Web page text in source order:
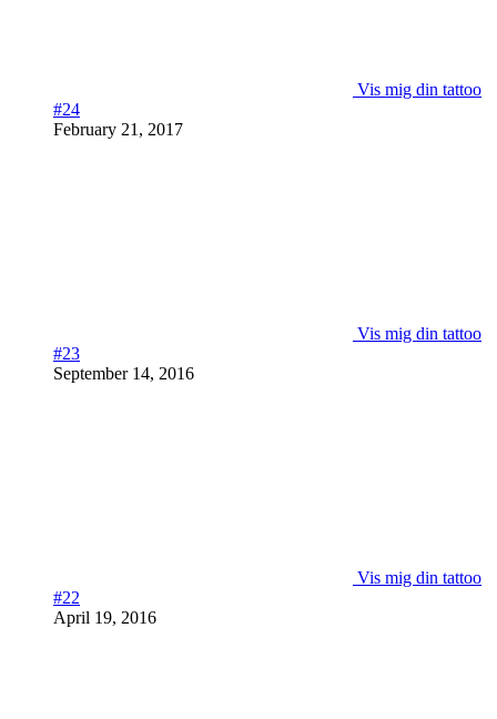
Vis mig din tattoo
#24
February 21, 2017
Vis mig din tattoo
#23
September 14, 2016
Vis mig din tattoo
#22
April 19, 2016